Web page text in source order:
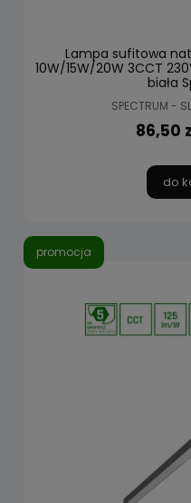
Lampa sufitowa
10W/15W/20W 3CCT
biała
SPECTRUM -
86,50
do
promocja